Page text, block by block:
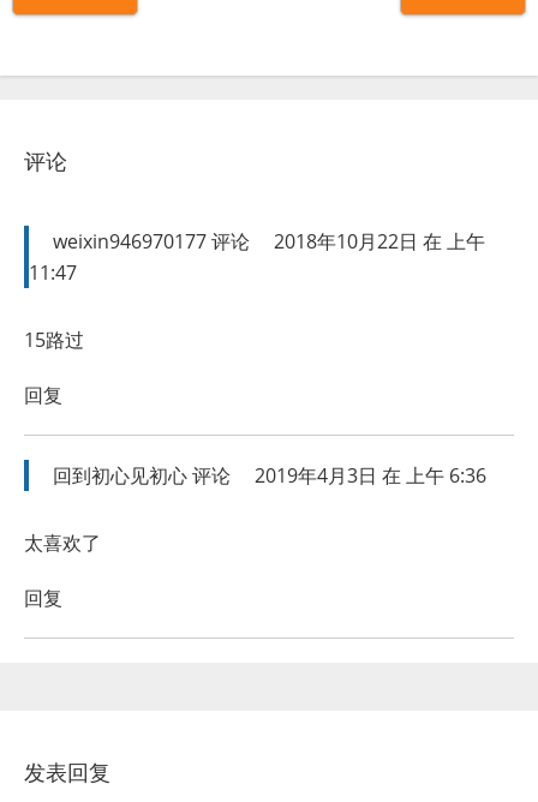
评论
weixin946970177评论
2018年10月22日 在 上午
11:47
15路过
回复
回到初心见初心评论 2019年4月3日 在 上午 6:36
太喜欢了
回复
发表回复